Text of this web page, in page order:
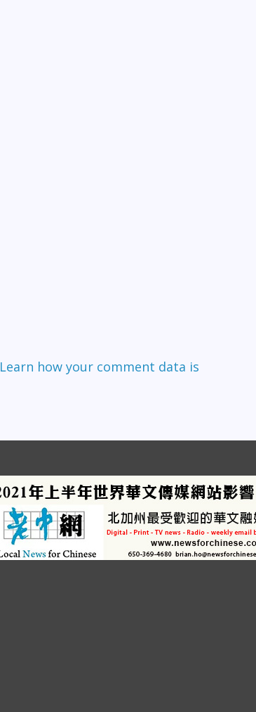
Learn how your comment data is